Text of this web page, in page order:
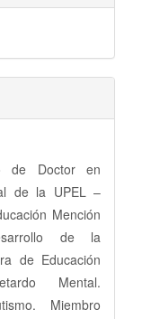
de Doctor en
de la UPEL –
Mención
de la
de Educación
Mental.
Miembro